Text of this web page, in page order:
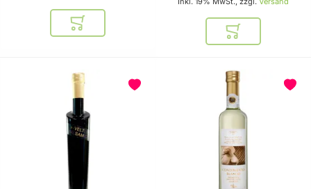
In den Warenkorb
In den